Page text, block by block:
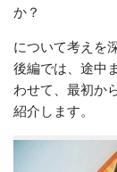
か？
について考えを
後編では、途中
わせて、最初か
紹介します。